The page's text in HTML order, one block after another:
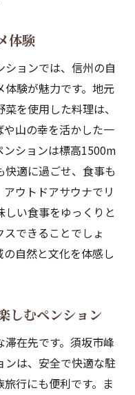
ンの魅力
のペンションの
違い
ンの楽しみ方
然の美しさ
在プラン
と服装の注意点
む旅
体験
ョンでは、信州の自
験が魅力です。地元
を使用した料理は、
や山の幸を活かした一
ンションは標高1500m
適に過ごせ、食事も
ウトドアサウナでリ
い食事をゆっくりと
できることでしょ
自然と文化を体感し
しむペンション
在先です。須坂市峰
ンは、安全で快適な駐
行にも便利です。ま